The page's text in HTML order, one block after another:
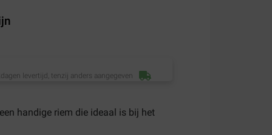
levertijd, tenzij anders aangegeven
handige riem die ideaal is bij het